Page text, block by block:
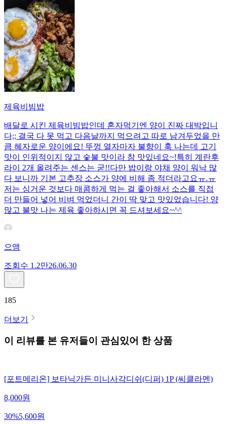
제육비빔밥
배달로 시킨 제육비빔밥인데 혼자먹기엔 양이 진짜 대박입니
다;; 결국 다 못 먹고 다음날까지 먹으려고 따로 남겨두었을 만
큼 혜자로운 양이에요! 뚜껑 열자마자 불향이 훅 나는데 고기
맛이 인위적이지 않고 숯불 맛이라 참 맛있네요~!특히 계란후
라이 2개 올려주는 센스는 굳!! ​다만 밥이랑 야채 양이 워낙 많
다 보니까 기본 고추장 소스가 양에 비해 좀 적더라고요ㅠ.ㅠ
저는 싱거운 것보다 매콤하게 먹는 걸 좋아해서 소스를 직접
더 만들어 넣어 비벼 먹었더니 간이 딱 맞고 맛있었습니다! 양
많고 불맛 나는 제육 좋아하시면 꼭 드셔보세요~^^
으앵
조회수 1.2만26.06.30
185
더보기
이 리뷰를 본 유저들이 관심있어 한 상품
[포트메리온] 보타닉가든 미니사각디쉬(디퍼) 1P (씨클라멘)
8,000원
30%5,600원